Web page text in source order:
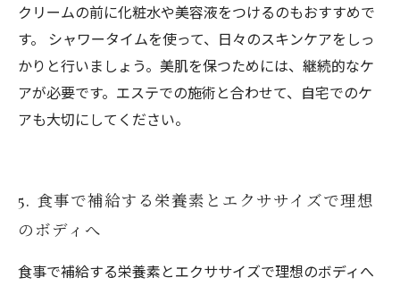
クリームの前に化粧水や美容液をつけるのもおすすめで
す。 シャワータイムを使って、日々のスキンケアをしっ
かりと行いましょう。美肌を保つためには、継続的なケ
アが必要です。エステでの施術と合わせて、自宅でのケ
アも大切にしてください。
5. 食事で補給する栄養素とエクササイズで理想
のボディへ
食事で補給する栄養素とエクササイズで理想のボディへ